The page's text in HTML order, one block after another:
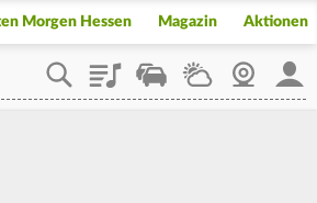
Morgen Hessen Magazin Aktionen
PlaylistStaupilotWetterWebcam